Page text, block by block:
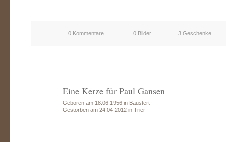
0 Kommentare 0 Bilder 3 Geschenke
Eine Kerze für Paul Gansen
Geboren am 18.06.1956 in Baustert
Gestorben am 24.04.2012 in Trier